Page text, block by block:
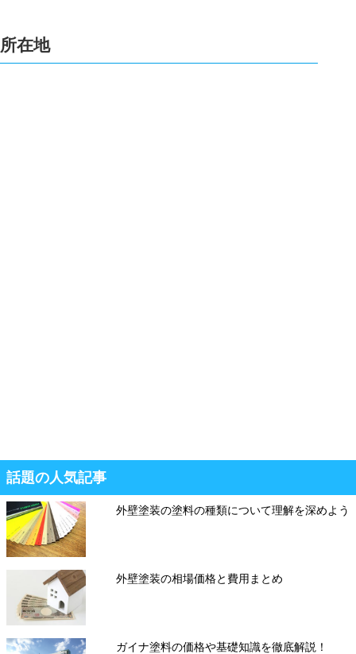
所在地
話題の人気記事
外壁塗装の塗料の種類について理解を深めよう
外壁塗装の相場価格と費用まとめ
ガイナ塗料の価格や基礎知識を徹底解説！